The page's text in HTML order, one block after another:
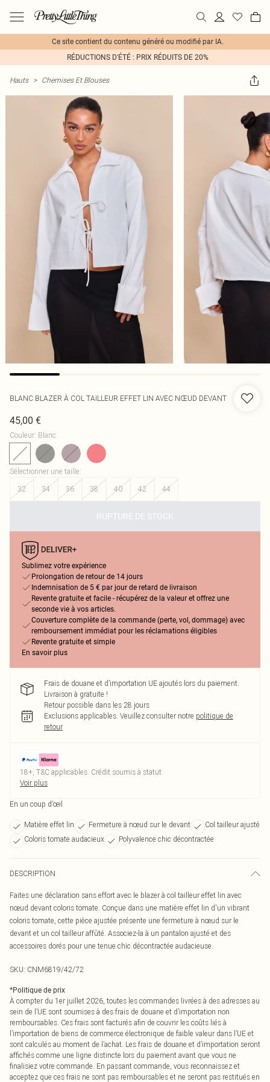
Ce site contient du contenu généré ou modifié par IA.
RÉDUCTIONS D'ÉTÉ : PRIX RÉDUITS DE 20%
Hauts > Chemises Et Blouses
BLANC BLAZER À COL TAILLEUR EFFET LIN AVEC NŒUD DEVANT
45,00 €
Couleur: Blanc
Sélectionner une taille:
32
34 36 38 40 42 44
RUPTURE DE STOCK
Sublimez votre expérience
Prolongation de retour de 14 jours
Indemnisation de 5 € par jour de retard de livraison
Revente gratuite et facile - récupérez de la valeur et offrez une
seconde vie à vos articles.
Couverture complète de la commande (perte, vol, dommage) avec
remboursement immédiat pour les réclamations éligibles
Revente gratuite et simple
En savoir plus
Frais de douane et d’importation UE ajoutés lors du paiement.
Livraison à gratuite !
Retour possible dans les 28 jours
Exclusions applicables. Veuillez consulter notre politique de
retour
18+, T&C applicables. Crédit soumis à statut
Voir plus
En un coup d’œil
Matière effet lin Fermeture à nœud sur le devant
Col tailleur ajusté
Coloris tomate audacieux
Polyvalence chic décontractée
DESCRIPTION
Faites une déclaration sans effort avec le blazer à col tailleur effet lin avec
nœud devant coloris tomate. Conçue dans une matière effet lin d'un vibrant
coloris tomate, cette pièce ajustée présente une fermeture à nœud sur le
devant et un col tailleur affûté. Associez-la à un pantalon ajusté et des
accessoires dorés pour une tenue chic décontractée audacieuse.
SKU: CNM6819/42/72
*Politique de prix
À compter du 1er juillet 2026, toutes les commandes livrées à des adresses au
sein de l’UE sont soumises à des frais de douane et d’importation non
remboursables. Ces frais sont facturés afin de couvrir les coûts liés à
l’importation de biens de commerce électronique de faible valeur dans l’UE et
sont calculés au moment de l’achat. Les frais de douane et d’importation seront
affichés comme une ligne distincte lors du paiement avant que vous ne
finalisiez votre commande. En passant commande, vous reconnaissez et
acceptez que ces frais ne sont pas remboursables et ne seront pas restitués en